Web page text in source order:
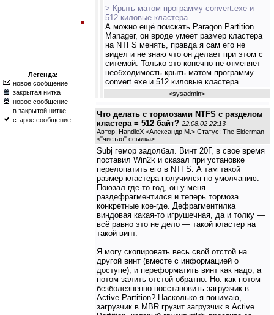
Легенда:
новое сообщение
закрытая нитка
новое сообщение
в закрытой нитке
старое сообщение
> Крыть матом программу convert.exe и
512 киловые кластера
А можно ещё поискать Paragon Partition
Manager, он вроде умеет размер кластера
на NTFS менять, правда я сам его не
видел и не знаю что он делает при этом с
ситемой. Только это конечно не отменяет
необходимость крыть матом программу
convert.exe и 512 киловые кластера
<sysadmin>
Что делать с тормозами NTFS с разделом
кластера = 512 байт? 22.08.02 22:13
Автор: HandleX <Александр М.> Статус: The Elderman
<"чистая" ссылка>
Subj гемор задолбал. Винт 20Г, в свое время
поставил Win2k и сказал при установке
перелопатить его в NTFS. А там такой
размер кластера получился по умолчанию.
Поюзал где-то год, он у меня
раздефрагментился и теперь тормоза
конкретные кое-где. Дефрагментилка
виндовая какая-то игрушечная, да и толку —
всё равно это не дело — такой кластер на
такой винт.
Я могу скопировать весь свой отстой на
другой винт (вместе с информацией о
доступе), и переформатить винт как надо, а
потом залить отстой обратно. Но: как потом
безболезненно восстановить загрузчик в
Active Partition? Насколько я понимаю,
загрузчик в MBR грузит загрузчик в Active